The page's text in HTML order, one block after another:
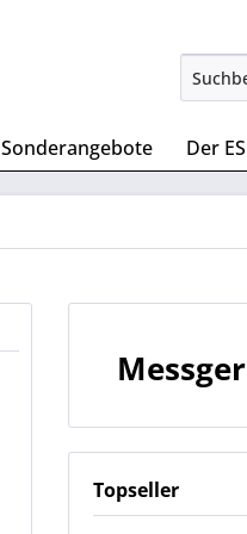
Sonderangebote Der
Topseller